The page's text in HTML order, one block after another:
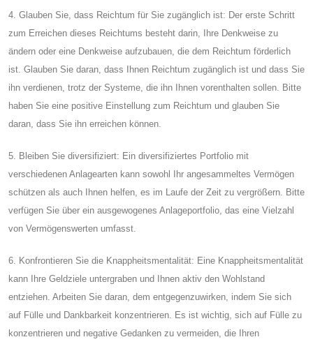
4. Glauben Sie, dass Reichtum für Sie zugänglich ist: Der erste Schritt
zum Erreichen dieses Reichtums besteht darin, Ihre Denkweise zu
ändern oder eine Denkweise aufzubauen, die dem Reichtum förderlich
ist. Glauben Sie daran, dass Ihnen Reichtum zugänglich ist und dass Sie
ihn verdienen, trotz der Systeme, die ihn Ihnen vorenthalten sollen. Bitte
haben Sie eine positive Einstellung zum Reichtum und glauben Sie
daran, dass Sie ihn erreichen können.
5. Bleiben Sie diversifiziert: Ein diversifiziertes Portfolio mit
verschiedenen Anlagearten kann sowohl Ihr angesammeltes Vermögen
schützen als auch Ihnen helfen, es im Laufe der Zeit zu vergrößern. Bitte
verfügen Sie über ein ausgewogenes Anlageportfolio, das eine Vielzahl
von Vermögenswerten umfasst.
6. Konfrontieren Sie die Knappheitsmentalität: Eine Knappheitsmentalität
kann Ihre Geldziele untergraben und Ihnen aktiv den Wohlstand
entziehen. Arbeiten Sie daran, dem entgegenzuwirken, indem Sie sich
auf Fülle und Dankbarkeit konzentrieren. Es ist wichtig, sich auf Fülle zu
konzentrieren und negative Gedanken zu vermeiden, die Ihren